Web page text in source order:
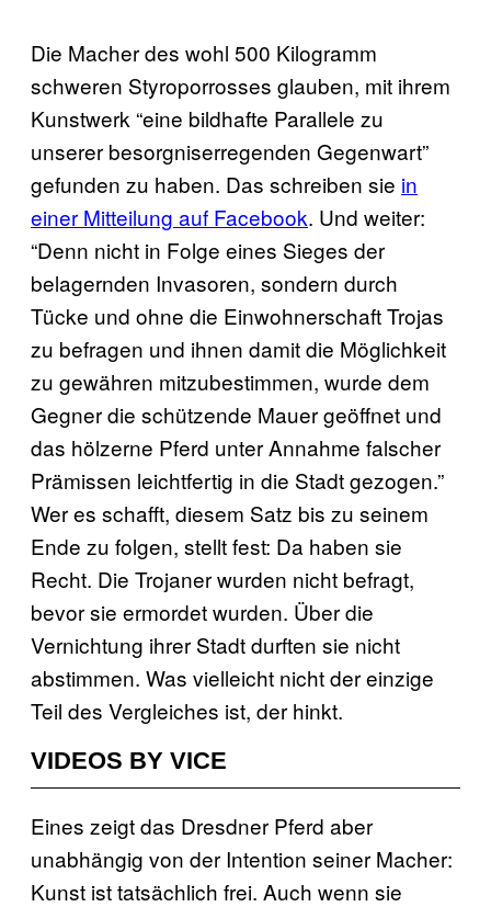
Die Macher des wohl 500 Kilogramm
schweren Styroporrosses glauben, mit ihrem
Kunstwerk “eine bildhafte Parallele zu
unserer besorgniserregenden Gegenwart”
gefunden zu haben. Das schreiben sie in
einer Mitteilung auf Facebook. Und weiter:
“Denn nicht in Folge eines Sieges der
belagernden Invasoren, sondern durch
Tücke und ohne die Einwohnerschaft Trojas
zu befragen und ihnen damit die Möglichkeit
zu gewähren mitzubestimmen, wurde dem
Gegner die schützende Mauer geöffnet und
das hölzerne Pferd unter Annahme falscher
Prämissen leichtfertig in die Stadt gezogen.”
Wer es schafft, diesem Satz bis zu seinem
Ende zu folgen, stellt fest: Da haben sie
Recht. Die Trojaner wurden nicht befragt,
bevor sie ermordet wurden. Über die
Vernichtung ihrer Stadt durften sie nicht
abstimmen. Was vielleicht nicht der einzige
Teil des Vergleiches ist, der hinkt.
VIDEOS BY VICE
Eines zeigt das Dresdner Pferd aber
unabhängig von der Intention seiner Macher:
Kunst ist tatsächlich frei. Auch wenn sie